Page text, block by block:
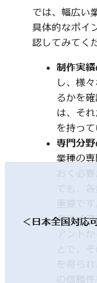
では、幅広い
具体的なポイ
認してみてく
制作実
し、様
るかを
は、そ
を持って
専門分
業種の
おく必
でも、
クライ
アント
とで、
を得ら
の信頼
＜日本全国対応